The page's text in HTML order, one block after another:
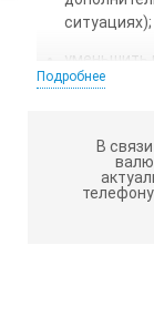
ситуациях);
уменьшить
Подробнее
В